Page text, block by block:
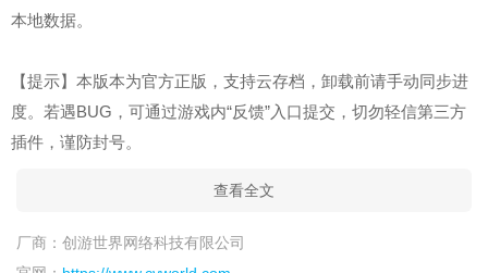
本地数据。
【提示】本版本为官方正版，支持云存档，卸载前请手动同步进
度。若遇BUG，可通过游戏内“反馈”入口提交，切勿轻信第三方
插件，谨防封号。
查看全文
厂商： 创游世界网络科技有限公司